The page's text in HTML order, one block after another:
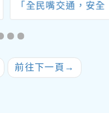
「全民嘴交通，安全
戰徵件抽獎活動一
與
前往下一頁 →